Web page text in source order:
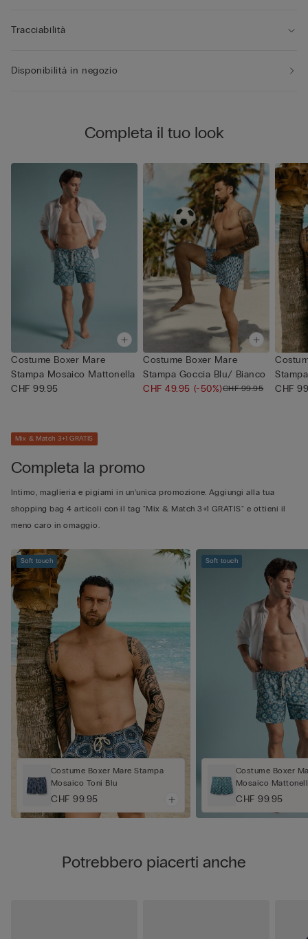
Tracciabilità
Disponibilità in negozio
Completa il tuo look
Costume Boxer Mare
Stampa Mosaico Mattonella
CHF 99.95
Costume Boxer Mare
Stampa Goccia Blu/ Bianco
CHF 49.95 (-50%)CHF 99.95
CHF
Mix & Match 3+1 GRATIS
Completa la promo
Intimo, maglieria e pigiami in un’unica promozione. Aggiungi alla tua
shopping bag 4 articoli con il tag "Mix & Match 3+1 GRATIS" e ottieni il
meno caro in omaggio.
Soft touch
Costume Boxer Mare Stampa
Mosaico Toni Blu
CHF 99.95
Soft touch
Costume Boxer
Mosaico
CHF 99.95
Potrebbero piacerti anche